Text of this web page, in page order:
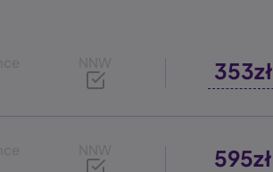
NNW 353zł
NNW 595zł